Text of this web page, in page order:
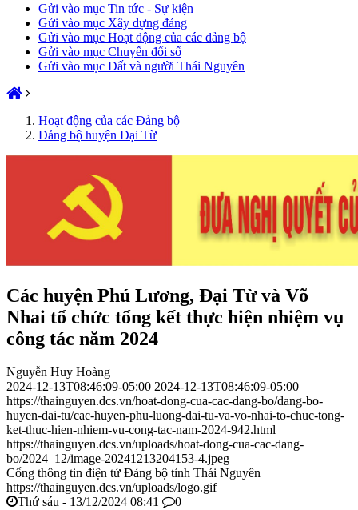
Gửi vào mục Tin tức - Sự kiện
Gửi vào mục Xây dựng đảng
Gửi vào mục Hoạt động của các đảng bộ
Gửi vào mục Chuyển đổi số
Gửi vào mục Đất và người Thái Nguyên
Hoạt động của các Đảng bộ
Đảng bộ huyện Đại Từ
Các huyện Phú Lương, Đại Từ và Võ
Nhai tổ chức tổng kết thực hiện nhiệm vụ
công tác năm 2024
Nguyễn Huy Hoàng
2024-12-13T08:46:09-05:00 2024-12-13T08:46:09-05:00
https://thainguyen.dcs.vn/hoat-dong-cua-cac-dang-bo/dang-bo-
huyen-dai-tu/cac-huyen-phu-luong-dai-tu-va-vo-nhai-to-chuc-tong-
ket-thuc-hien-nhiem-vu-cong-tac-nam-2024-942.html
https://thainguyen.dcs.vn/uploads/hoat-dong-cua-cac-dang-
bo/2024_12/image-20241213204153-4.jpeg
Cổng thông tin điện tử Đảng bộ tỉnh Thái Nguyên
https://thainguyen.dcs.vn/uploads/logo.gif
Thứ sáu - 13/12/2024 08:41
0